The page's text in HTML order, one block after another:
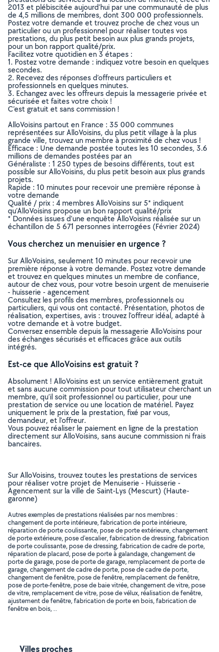
2013 et plébiscitée aujourd’hui par une communauté de plus
de 4,5 millions de membres, dont 300 000 professionnels.
Postez votre demande et trouvez proche de chez vous un
particulier ou un professionnel pour réaliser toutes vos
prestations, du plus petit besoin aux plus grands projets,
pour un bon rapport qualité/prix.
Facilitez votre quotidien en 3 étapes :
1. Postez votre demande : indiquez votre besoin en quelques
secondes.
2. Recevez des réponses d’offreurs particuliers et
professionnels en quelques minutes.
3. Echangez avec les offreurs depuis la messagerie privée et
sécurisée et faites votre choix !
C’est gratuit et sans commission !
AlloVoisins partout en France : 35 000 communes
représentées sur AlloVoisins, du plus petit village à la plus
grande ville, trouvez un membre à proximité de chez vous !
Efficace : Une demande postée toutes les 10 secondes, 3.6
millions de demandes postées par an
Généraliste : 1 250 types de besoins différents, tout est
possible sur AlloVoisins, du plus petit besoin aux plus grands
projets.
Rapide : 10 minutes pour recevoir une première réponse à
votre demande
Qualité / prix : 4 membres AlloVoisins sur 5* indiquent
qu’AlloVoisins propose un bon rapport qualité/prix
* Données issues d’une enquête AlloVoisins réalisée sur un
échantillon de 5 671 personnes interrogées (Février 2024)
Vous cherchez un menuisier en urgence ?
Sur AlloVoisins, seulement 10 minutes pour recevoir une
première réponse à votre demande. Postez votre demande
et trouvez en quelques minutes un membre de confiance,
autour de chez vous, pour votre besoin urgent de menuiserie
- huisserie - agencement
Consultez les profils des membres, professionnels ou
particuliers, qui vous ont contacté. Présentation, photos de
réalisation, expertises, avis : trouvez l'offreur idéal, adapté à
votre demande et à votre budget.
Conversez ensemble depuis la messagerie AlloVoisins pour
des échanges sécurisés et efficaces grâce aux outils
intégrés.
Est-ce que AlloVoisins est gratuit ?
Absolument ! AlloVoisins est un service entièrement gratuit
et sans aucune commission pour tout utilisateur cherchant un
membre, qu’il soit professionnel ou particulier, pour une
prestation de service ou une location de matériel. Payez
uniquement le prix de la prestation, fixé par vous,
demandeur, et l’offreur.
Vous pouvez réaliser le paiement en ligne de la prestation
directement sur AlloVoisins, sans aucune commission ni frais
bancaires.
Sur AlloVoisins, trouvez toutes les prestations de services
pour réaliser votre projet de Menuiserie - Huisserie -
Agencement sur la ville de Saint-Lys (Mescurt) (Haute-
garonne)
Autres exemples de prestations réalisées par nos membres :
changement de porte intérieure, fabrication de porte intérieure,
réparation de porte coulissante, pose de porte extérieure, changement
de porte extérieure, pose d'escalier, fabrication de dressing, fabrication
de porte coulissante, pose de dressing, fabrication de cadre de porte,
réparation de placard, pose de porte à galandage, changement de
porte de garage, pose de porte de garage, remplacement de porte de
garage, changement de cadre de porte, pose de cadre de porte,
changement de fenêtre, pose de fenêtre, remplacement de fenêtre,
pose de porte-fenêtre, pose de baie vitrée, changement de vitre, pose
de vitre, remplacement de vitre, pose de vélux, réalisation de fenêtre,
ajustement de fenêtre, fabrication de porte en bois, fabrication de
fenêtre en bois, ..
Villes proches